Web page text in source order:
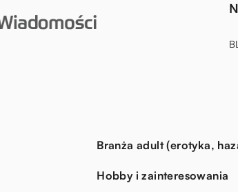
Branża adult (erotyka,
Hobby i zainteresowania